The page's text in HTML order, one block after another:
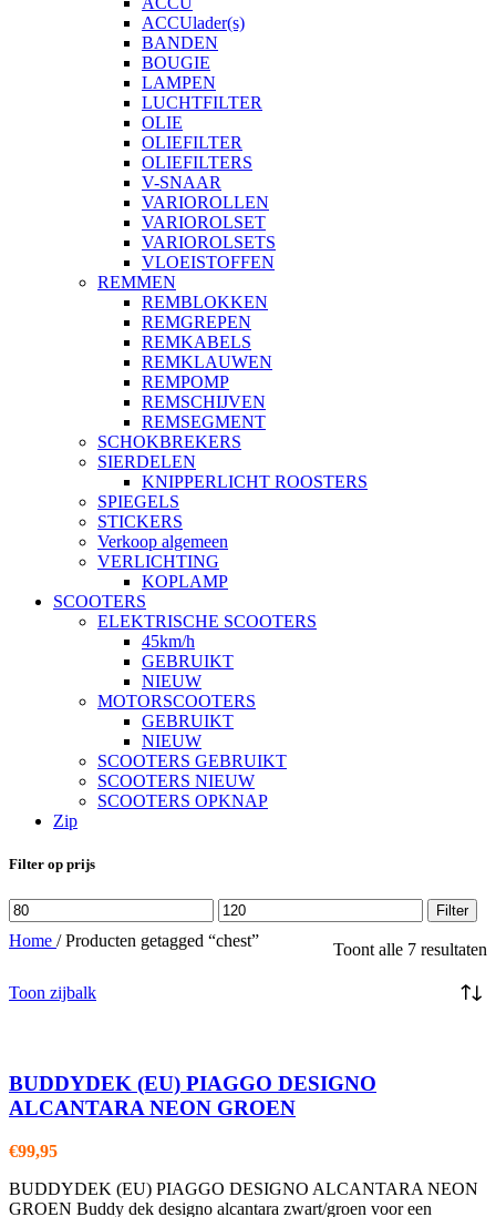
ACCUlader(s)
BANDEN
BOUGIE
LAMPEN
LUCHTFILTER
OLIE
OLIEFILTER
OLIEFILTERS
V-SNAAR
VARIOROLLEN
VARIOROLSET
VARIOROLSETS
VLOEISTOFFEN
REMMEN
REMBLOKKEN
REMGREPEN
REMKABELS
REMKLAUWEN
REMPOMP
REMSCHIJVEN
REMSEGMENT
SCHOKBREKERS
SIERDELEN
KNIPPERLICHT ROOSTERS
SPIEGELS
STICKERS
Verkoop algemeen
VERLICHTING
KOPLAMP
SCOOTERS
ELEKTRISCHE SCOOTERS
45km/h
GEBRUIKT
NIEUW
MOTORSCOOTERS
GEBRUIKT
NIEUW
SCOOTERS GEBRUIKT
SCOOTERS NIEUW
SCOOTERS OPKNAP
Zip
Filter op prijs
Min.
prijs
Max.
prijs
Filter
Home / Producten getagged “chest” Toont alle 7 resultaten
Toon zijbalk
BUDDYDEK (EU) PIAGGO DESIGNO
ALCANTARA NEON GROEN
€99,95
BUDDYDEK (EU) PIAGGO DESIGNO ALCANTARA NEON
GROEN Buddy dek designo alcantara zwart/groen voor een